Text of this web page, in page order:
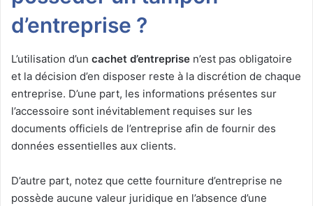
d’entreprise ?
L’utilisation d’un cachet d’entreprise n’est pas obligatoire
et la décision d’en disposer reste à la discrétion de chaque
entreprise. D’une part, les informations présentes sur
l’accessoire sont inévitablement requises sur les
documents officiels de l’entreprise afin de fournir des
données essentielles aux clients.
D’autre part, notez que cette fourniture d’entreprise ne
possède aucune valeur juridique en l’absence d’une